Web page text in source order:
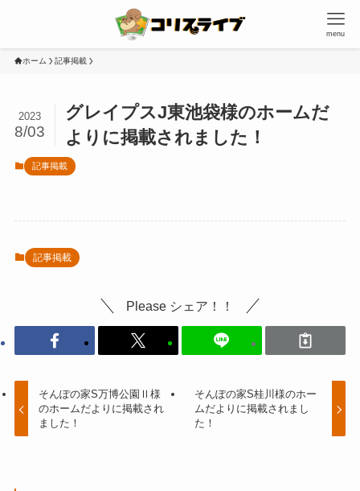
menu
ホーム 記事掲載
グレイプスJ東池袋様のホームだ
よりに掲載されました！
2023
8/03
記事掲載
記事掲載
Please シェア！！
そんぽの家S万博公園Ⅱ様
のホームだよりに掲載され
ました！
そんぽの家S桂川様のホー
ムだよりに掲載されまし
た！